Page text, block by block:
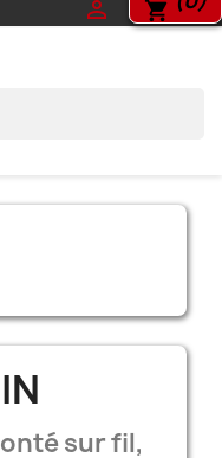
shopping_cart

sur fil,